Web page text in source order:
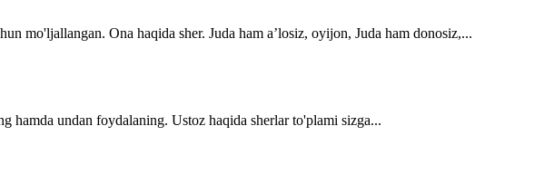
mo'ljallangan. Ona haqida sher. Juda ham a’losiz, oyijon, Juda ham donosiz,...
hamda undan foydalaning. Ustoz haqida sherlar to'plami sizga...